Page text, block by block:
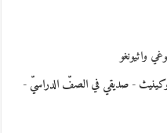
واثيونغو
وكينيث - صديقي في الصفّ الدراسيّ -